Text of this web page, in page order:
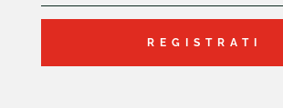
REGISTRATI